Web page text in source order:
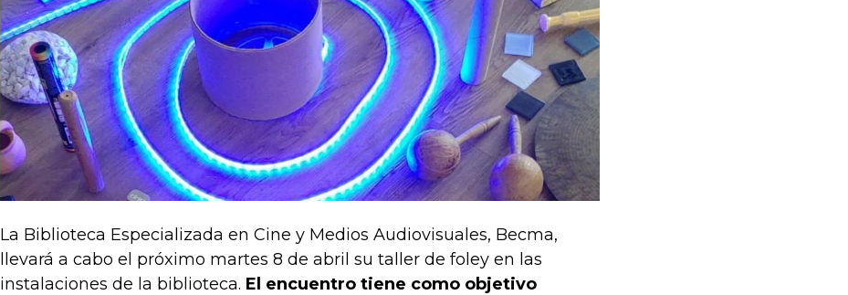
La Biblioteca Especializada en Cine y Medios Audiovisuales, Becma,
llevará a cabo el próximo martes 8 de abril su taller de foley en las
instalaciones de la biblioteca. El encuentro tiene como objetivo